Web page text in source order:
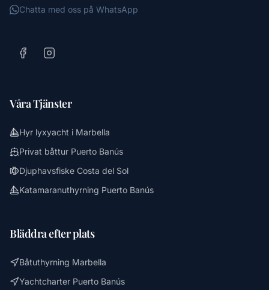
Chatta med oss på WhatsApp
Våra Tjänster
Hyr lyxyacht i Marbella
Privat båttur Puerto Banús
Djuphavsfiske Costa del Sol
Katamaranuthyrning Puerto Banús
Bläddra efter plats
Båtuthyrning Marbella
Yachtcharter Puerto Banús